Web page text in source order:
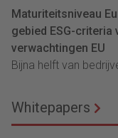
Maturiteitsniveau
gebied ESG-criteria
verwachtingen EU
Bijna helft van
Whitepapers